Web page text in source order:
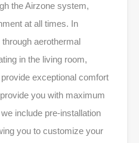
the Airzone system,
at all times. In
aerothermal
in the living room,
exceptional comfort
you with maximum
include pre-installation
you to customize your